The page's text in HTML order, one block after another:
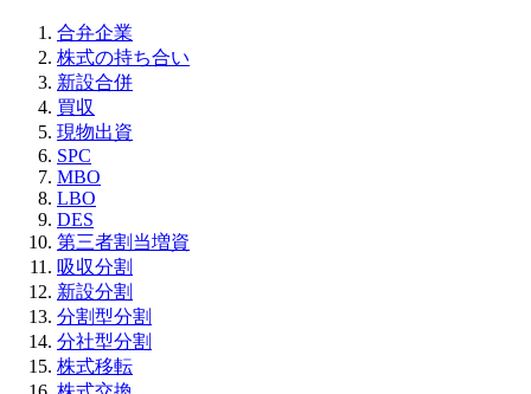
合弁企業
株式の持ち合い
新設合併
買収
現物出資
SPC
MBO
LBO
DES
第三者割当増資
吸収分割
新設分割
分割型分割
分社型分割
株式移転